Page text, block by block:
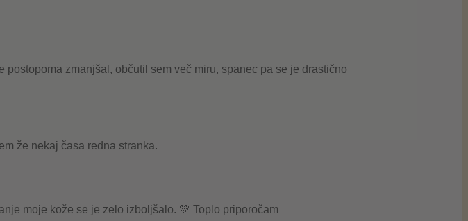
zmanjšal, občutil sem več miru, spanec pa se je drastično
že nekaj časa redna stranka.
moje kože se je zelo izboljšalo. 💚 Toplo priporočam